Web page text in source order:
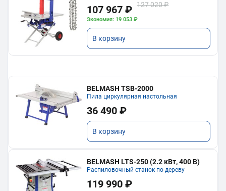
107 967 ₽ 127 020 ₽
Экономия: 19 053 ₽
В корзину
BELMASH TSB-2000
Пила циркулярная настольная
36 490 ₽
В корзину
BELMASH LTS-250 (2.2 кВт, 400 В)
Распиловочный станок по дереву
119 990 ₽